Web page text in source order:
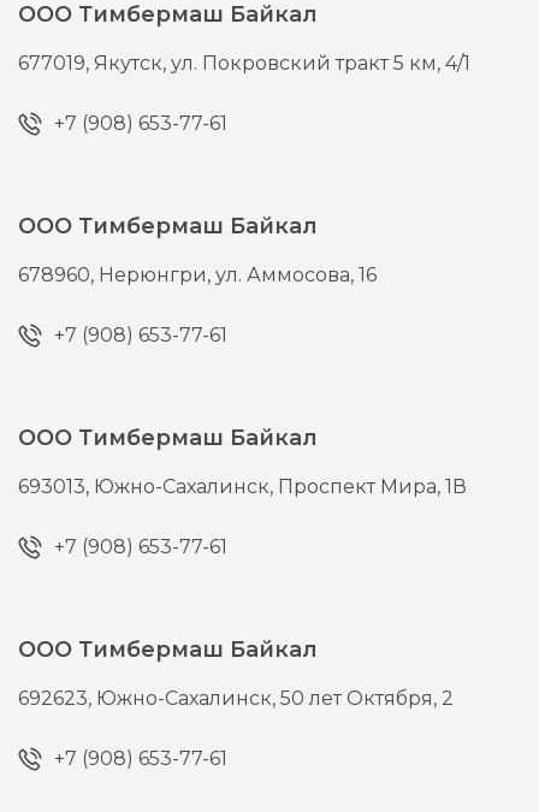
ООО Тимбермаш Байкал
677019, Якутск,ул. Покровский тракт 5 км, 4/1
+7 (908) 653-77-61
ООО Тимбермаш Байкал
678960, Нерюнгри,ул. Аммосова, 16
+7 (908) 653-77-61
ООО Тимбермаш Байкал
693013, Южно-Сахалинск, Проспект Мира, 1В
+7 (908) 653-77-61
ООО Тимбермаш Байкал
692623, Южно-Сахалинск,50 лет Октября, 2
+7 (908) 653-77-61